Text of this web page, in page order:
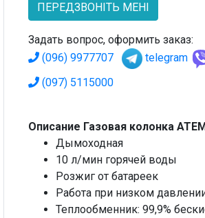
ПЕРЕДЗВОНІТЬ МЕНІ
Задать вопрос, оформить заказ:
(096) 9977707
telegram
(097) 5115000
Описание Газовая колонка
Дымоходная
10 л/мин горячей воды
Розжиг от батареек
Работа при низком
Теплообменник: 99,9%